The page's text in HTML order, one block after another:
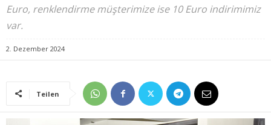
Euro, renklendirme müşterimize ise 10 Euro indirimimiz
var.
2. Dezember 2024
Teilen